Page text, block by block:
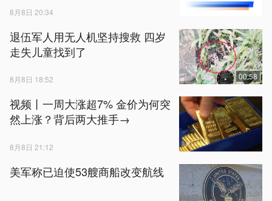
8月8日 20:34
退伍军人用无人机坚持搜救 四岁
走失儿童找到了
8月8日 18:52 00:58
视频丨一周大涨超7% 金价为何突
然上涨？背后两大推手→
8月8日 21:12
美军称已迫使53艘商船改变航线